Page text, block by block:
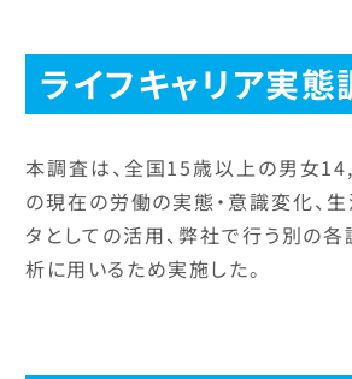
ライフキャリア実態
本調査は、全国15歳以上の男女
の現在の労働の実態・意識変化、
タとしての活用、弊社で行う別の
析に用いるため実施した。